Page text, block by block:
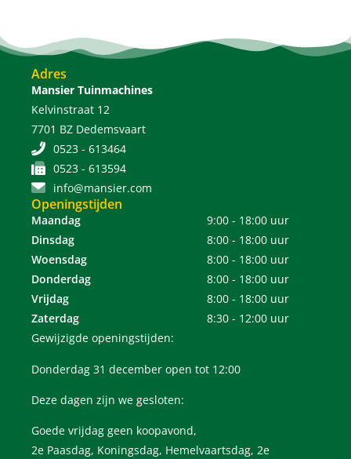
Adres
Mansier Tuinmachines
Kelvinstraat 12
7701 BZ Dedemsvaart
0523 - 613464
0523 - 613594
info@mansier.com
Openingstijden
Maandag
9:00 - 18:00 uur
Dinsdag
8:00 - 18:00 uur
Woensdag
8:00 - 18:00 uur
Donderdag
8:00 - 18:00 uur
Vrijdag
8:00 - 18:00 uur
Zaterdag
8:30 - 12:00 uur
Gewijzigde openingstijden:
Donderdag 31 december open tot 12:00
Deze dagen zijn we gesloten:
Goede vrijdag geen koopavond,
2e Paasdag, Koningsdag, Hemelvaartsdag, 2e